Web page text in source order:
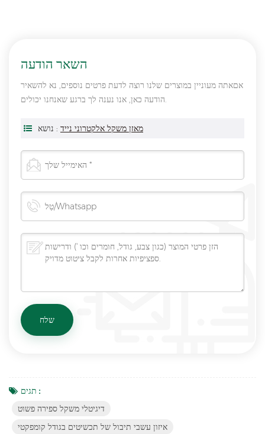
השאר הודעה
אםאתה מעוניין במוצרים שלנו רוצה לדעת פרטים נוספים, נא להשאיר
הודעה כאן, אנו נענה לך ברגע שאנחנו יכולים.
נושא : מאזן משקל אלקטרוני נייד
תגים :
דיגיטלי משקל ספירה פשוט
איזון עשבי תיבול של תכשיטים בגודל קומפקטי